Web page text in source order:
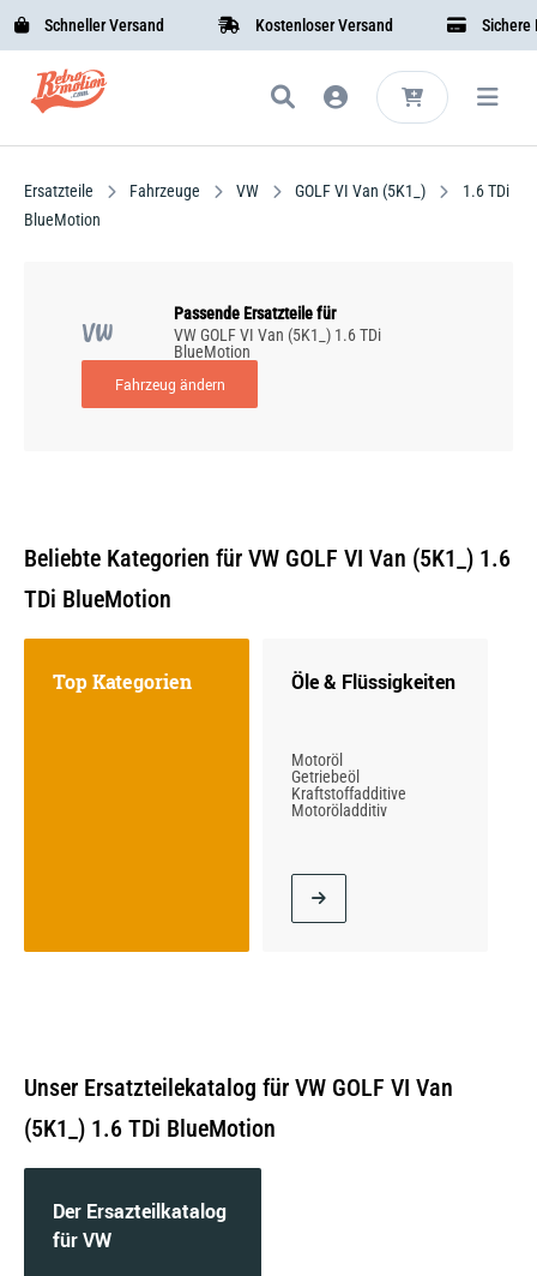
Schneller Versand Kostenloser Versand Sichere
Ersatzteile Fahrzeuge VW GOLF VI Van (5K1_)
1.6 TDi
BlueMotion
VW
Passende Ersatzteile für
VW GOLF VI Van (5K1_) 1.6 TDi
BlueMotion
Fahrzeug ändern
Beliebte Kategorien für VW GOLF VI Van (5K1_) 1.6
TDi BlueMotion
Top Kategorien Öle & Flüssigkeiten
Motoröl
Getriebeöl
Kraftstoffadditive
Motoröladditiv
Unser Ersatzteilekatalog für VW GOLF VI Van
(5K1_) 1.6 TDi BlueMotion
Der Ersazteilkatalog
für VW